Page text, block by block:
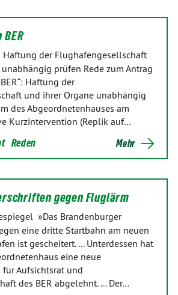
Haftung der Flughafengesellschaft
prüfen Rede zum Antrag
Haftung der
und ihrer Organe unabhängig
des Abgeordnetenhauses am
Kurzintervention (Replik auf…
Reden Mehr
gegen Fluglärm
»Das Brandenburger
eine dritte Startbahn am neuen
ist gescheitert. ... Unterdessen hat
eine neue
Aufsichtsrat und
des BER abgelehnt. ... Der…